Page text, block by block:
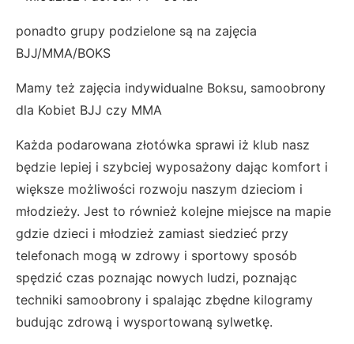
ponadto grupy podzielone są na zajęcia
BJJ/MMA/BOKS
Mamy też zajęcia indywidualne Boksu, samoobrony
dla Kobiet BJJ czy MMA
Każda podarowana złotówka sprawi iż klub nasz
będzie lepiej i szybciej wyposażony dając komfort i
większe możliwości rozwoju naszym dzieciom i
młodzieży. Jest to również kolejne miejsce na mapie
gdzie dzieci i młodzież zamiast siedzieć przy
telefonach mogą w zdrowy i sportowy sposób
spędzić czas poznając nowych ludzi, poznając
techniki samoobrony i spalając zbędne kilogramy
budując zdrową i wysportowaną sylwetkę.